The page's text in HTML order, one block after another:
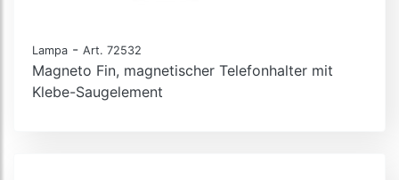
Lampa - Art. 72532
Magneto Fin, magnetischer Telefonhalter mit
Klebe-Saugelement